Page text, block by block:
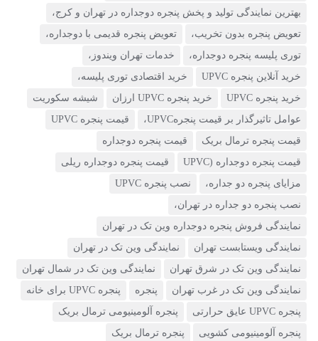
قیمت درب upvc
نگهداری از پنجره های دوجداره
نمایندگی ویستابست
نمایندگی وین تک در تهران
بهترین نمایندگی تولید و پخش پنجره دوجداره در تهران و کرج،
تعویض پنجره بدون تخریب،
تعویض پنجره قدیمی با دوجداره،
توری پلیسه پنجره دوجداره،
خدمات تهران ویندوز،
خرید آنلاین پنجره UPVC
خرید اقتصادی توری پلیسه،
خرید پنجره UPVC
خرید پنجره UPVC ارزان
شیشه سکوریت
عوامل تاثیرگذار بر قیمت پنجرهUPVC،
قیمت پنجره UPVC
قیمت پنجره ترمال بریک
قیمت پنجره دوجداره
قیمت پنجره دوجداره (UPVC
قیمت پنجره دوجداره ریلی
مزایای پنجره دو جداره،
نصب پنجره UPVC
نصب پنجره دو جداره در تهران،
نمایندگی فروش پنجره دوجداره وین تک در تهران
نمایندگی ویستابست تهران
نمایندگی وین تک در تهران
نمایندگی وین تک در شرق تهران
نمایندگی وین تک در شمال تهران
نمایندگی وین تک در غرب تهران
پنجره
پنجره UPVC برای خانه
پنجره UPVC عایق حرارتی
پنجره آلومینیومی ترمال بریک
پنجره آلومینیومی کشویی
پنجره ترمال بریک